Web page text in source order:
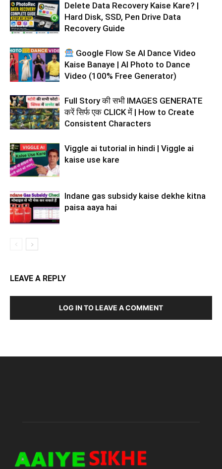
Delete Data Recovery Kaise Kare? |
Hard Disk, SSD, Pen Drive Data
Recovery Guide
Google Flow Se AI Dance Video
Kaise Banaye | AI Photo to Dance
Video (100% Free Generator)
Full Story की सभी IMAGES GENERATE
करें सिर्फ एक CLICK में | How to Create
Consistent Characters
Viggle ai tutorial in hindi | Viggle ai
kaise use kare
Indane gas subsidy kaise dekhe kitna
paisa aaya hai
LEAVE A REPLY
LOG IN TO LEAVE A COMMENT